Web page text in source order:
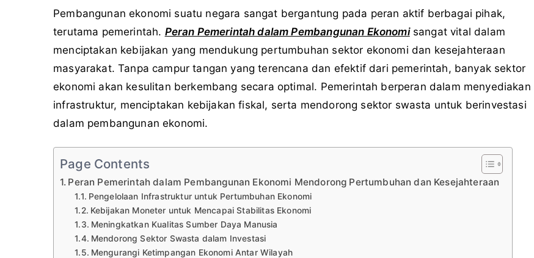
Pembangunan ekonomi suatu negara sangat bergantung pada peran aktif berbagai pihak,
terutama pemerintah. Peran Pemerintah dalam Pembangunan Ekonomisangat vital dalam
menciptakan kebijakan yang mendukung pertumbuhan sektor ekonomi dan kesejahteraan
masyarakat. Tanpa campur tangan yang terencana dan efektif dari pemerintah, banyak sektor
ekonomi akan kesulitan berkembang secara optimal. Pemerintah berperan dalam menyediakan
infrastruktur, menciptakan kebijakan fiskal, serta mendorong sektor swasta untuk berinvestasi
dalam pembangunan ekonomi.
Page Contents
Peran Pemerintah dalam Pembangunan Ekonomi Mendorong Pertumbuhan dan Kesejahteraan
Pengelolaan Infrastruktur untuk Pertumbuhan Ekonomi
Kebijakan Moneter untuk Mencapai Stabilitas Ekonomi
Meningkatkan Kualitas Sumber Daya Manusia
Mendorong Sektor Swasta dalam Investasi
Mengurangi Ketimpangan Ekonomi Antar Wilayah